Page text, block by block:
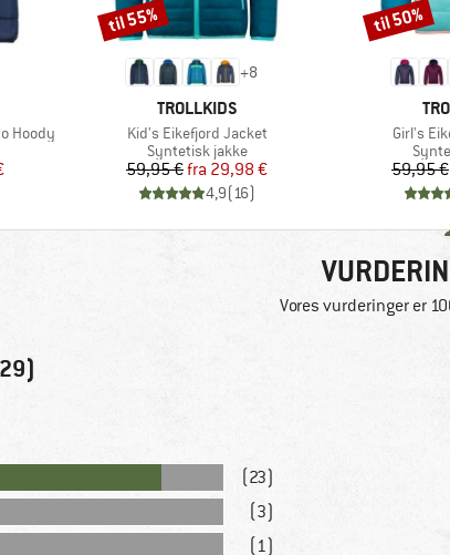
Hoody
+8
MÆRKE
TROLLKIDS
Artikel
Kid's Eikefjord Jacket
Produktgruppe
Syntetisk jakke
Pris
59,95 € Nedsat pris
fra 29,98 €
4,9(16)
Rabat
til 55%
Artikel
Girl's
59,95 €
Rabat
til 50%
Vores vurderinger er
(23)
(3)
(1)